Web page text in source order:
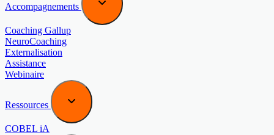
Accompagnements
Coaching Gallup
NeuroCoaching
Externalisation
Assistance
Webinaire
Ressources
COBEL iA